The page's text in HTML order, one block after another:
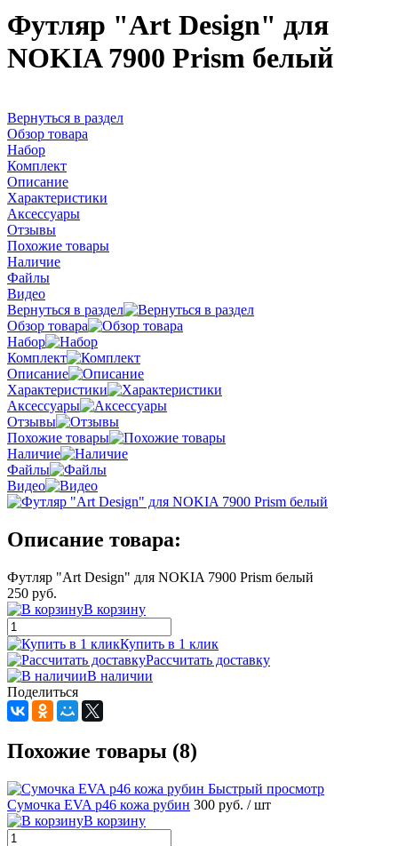
Футляр "Art Design" для
NOKIA 7900 Prism белый
Вернуться в раздел
Обзор товара
Набор
Комплект
Описание
Характеристики
Аксессуары
Отзывы
Похожие товары
Наличие
Файлы
Видео
Вернуться в раздел
Обзор товара
Набор
Комплект
Описание
Характеристики
Аксессуары
Отзывы
Похожие товары
Наличие
Файлы
Видео
Описание товара:
Футляр "Art Design" для NOKIA 7900 Prism белый
250 руб.
В корзину
Купить в 1 клик
Рассчитать доставку
В наличии
Поделиться
Похожие товары (8)
Быстрый просмотр
Сумочка EVA р46 кожа рубин 300 руб. / шт
В корзину